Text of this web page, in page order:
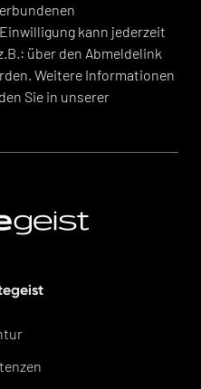
kann jederzeit
über den Abmeldelink
Weitere Informationen
Sie in unserer